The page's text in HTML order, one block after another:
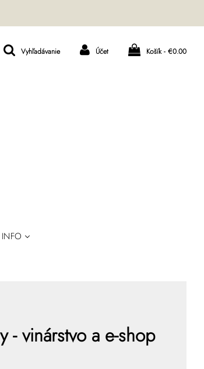
INFO
Vyhľadávanie Účet Košík - €0.00
vinárstvo a e-shop